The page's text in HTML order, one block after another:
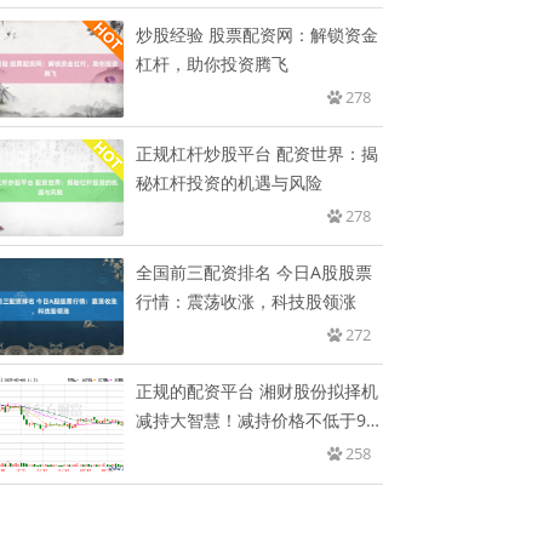
炒股经验 股票配资网：解锁资金
杠杆，助你投资腾飞
278
正规杠杆炒股平台 配资世界：揭
秘杠杆投资的机遇与风险
278
全国前三配资排名 今日A股股票
行情：震荡收涨，科技股领涨
272
正规的配资平台 湘财股份拟择机
减持大智慧！减持价格不低于9
258